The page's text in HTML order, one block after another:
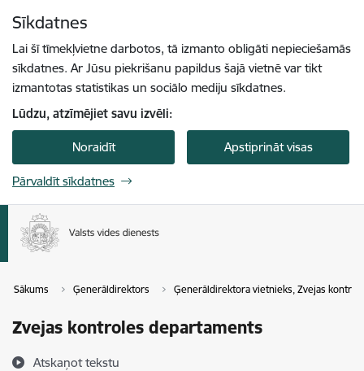
Sīkdatnes
Lai šī tīmekļvietne darbotos, tā izmanto obligāti nepieciešamās
sīkdatnes. Ar Jūsu piekrišanu papildus šajā vietnē var tikt
izmantotas statistikas un sociālo mediju sīkdatnes.
Lūdzu, atzīmējiet savu izvēli:
Noraidīt Apstiprināt visas
Pārvaldīt sīkdatnes
Sākums Ģenerāldirektors Ģenerāldirektora vietnieks, Zvejas
Zvejas kontroles departaments
Atskaņot tekstu